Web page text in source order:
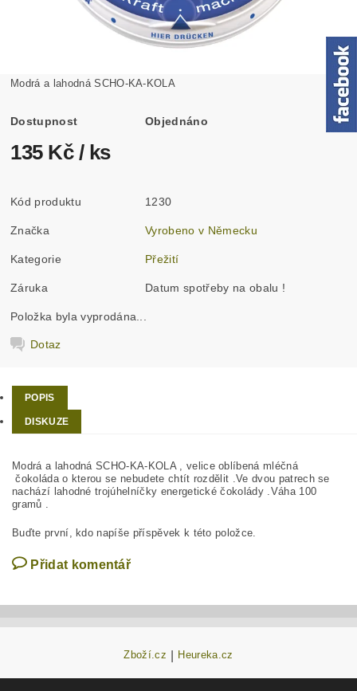
Modrá a lahodná SCHO-KA-KOLA
Dostupnost Objednáno
135 Kč / ks
Kód produktu 1230
Značka Vyrobeno v Německu
Kategorie Přežití
Záruka Datum spotřeby na obalu !
Položka byla vyprodána...
Dotaz
POPIS
DISKUZE
Modrá a lahodná SCHO-KA-KOLA , velice oblíbená mléčná
čokoláda o kterou se nebudete chtít rozdělit .Ve dvou patrech se
nachází lahodné trojúhelníčky energetické čokolády .Váha 100
gramů .
Buďte první, kdo napíše příspěvek k této položce.
Přidat komentář
Zboží.cz Heureka.cz